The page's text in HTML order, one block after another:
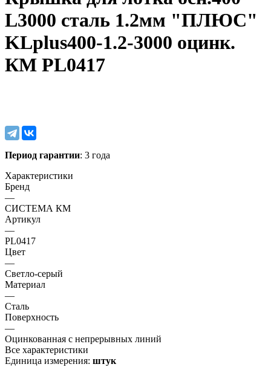
L3000 сталь 1.2мм "ПЛЮС"
KLplus400-1.2-3000 оцинк.
КМ PL0417
Период гарантии: 3 года
Характеристики
Бренд
—
СИСТЕМА КМ
Артикул
—
PL0417
Цвет
—
Светло-серый
Материал
—
Сталь
Поверхность
—
Оцинкованная с непрерывных линий
Все характеристики
Единица измерения: штук